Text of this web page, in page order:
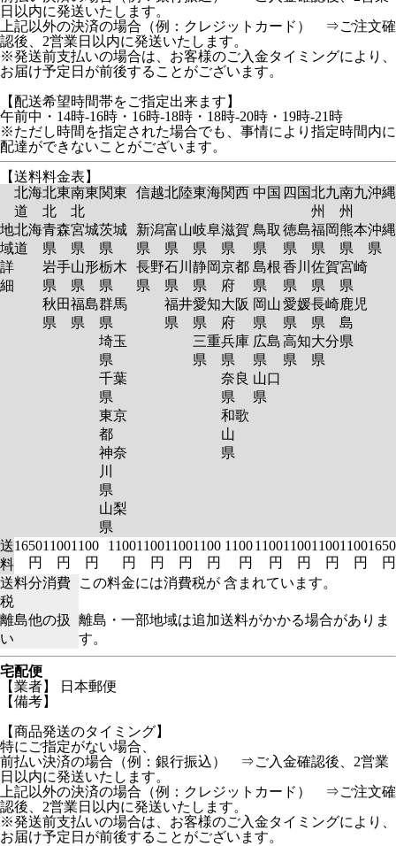
日以内に発送いたします。
上記以外の決済の場合（例：クレジットカード） ⇒ご注文確
認後、2営業日以内に発送いたします。
※発送前支払いの場合は、お客様のご入金タイミングにより、
お届け予定日が前後することがございます。
【配送希望時間帯をご指定出来ます】
午前中・14時-16時・16時-18時・18時-20時・19時-21時
※ただし時間を指定された場合でも、事情により指定時間内に
配達ができないことがございます。
【送料料金表】
北海
道
北東
北
南東
北
関東 信越北陸東海関西 中国 四国北九
州
南九
州
沖縄
地
域
詳
細
北海
道
青森
県
岩手
県
秋田
県
宮城
県
山形
県
福島
県
茨城
県
栃木
県
群馬
県
埼玉
県
千葉
県
東京
都
神奈
川
県
山梨
県
新潟
県
長野
県
富山
県
石川
県
福井
県
岐阜
県
静岡
県
愛知
県
三重
県
滋賀
県
京都
府
大阪
府
兵庫
県
奈良
県
和歌
山
県
鳥取
県
島根
県
岡山
県
広島
県
山口
県
徳島
県
香川
県
愛媛
県
高知
県
福岡
県
佐賀
県
長崎
県
大分
県
熊本
県
宮崎
県
鹿児
島
県
沖縄
県
送
料
1650
円
1100
円
1100
円
1100
円
1100
円
1100
円
1100
円
1100
円
1100
円
1100
円
1100
円
1100
円
1650
円
送料分消費
税
この料金には消費税が 含まれています。
離島他の扱
い
離島・一部地域は追加送料がかかる場合がありま
す。
宅配便
【業者】 日本郵便
【備考】
【商品発送のタイミング】
特にご指定がない場合、
前払い決済の場合（例：銀行振込） ⇒ご入金確認後、2営業
日以内に発送いたします。
上記以外の決済の場合（例：クレジットカード） ⇒ご注文確
認後、2営業日以内に発送いたします。
※発送前支払いの場合は、お客様のご入金タイミングにより、
お届け予定日が前後することがございます。